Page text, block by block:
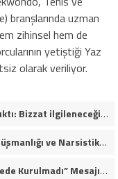
branşlarında uzman
zihinsel hem de
yetiştiği Yaz
olarak veriliyor.
Eren Kaşıkçı’nın kızına Acun Ilıcalı sahip çıktı: Bizzat ilgileneceğim
Modern Çağın Görünmez Salgını: Başarı Düşmanlığı ve Narsistik Yükseliş
İbrahim Murat Gündüz’ün “Nizam Bir Gecede Kurulmadı” Mesajı Sosyal Medyada Geniş Yankı Uyandırdı